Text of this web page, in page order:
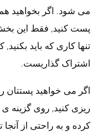
می شود. اگر بخواهید
پست کنید, فقط این
تنها کاری که باید
اشتراک گذاریست.
اگر می خواهید پستتان
ریزی کنید, روی گزینه
کرده و به راحتی از آنجا